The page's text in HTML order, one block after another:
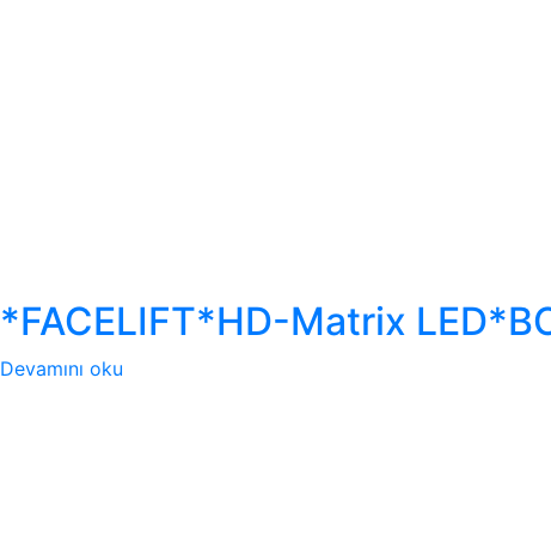
*FACELIFT*HD-Matrix
Devamını oku